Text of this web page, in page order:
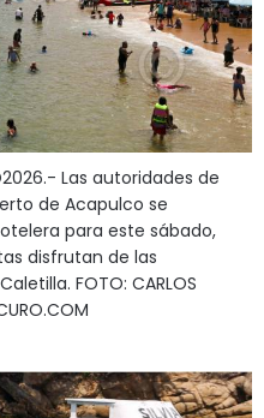
Las autoridades de
de Acapulco se
para este sábado,
disfrutan de las
FOTO: CARLOS